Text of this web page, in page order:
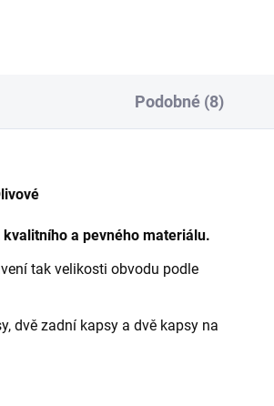
Podobné (8)
a pevného materiálu.
tak velikosti obvodu podle
dvě zadní kapsy a dvě kapsy na